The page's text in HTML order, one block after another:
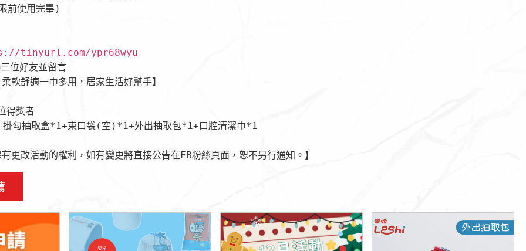
前使用完畢)
tinyurl.com/ypr68wyu
位好友並留言
軟舒適一巾多用，居家生活好幫手】
得獎者
勾抽取盒*1+束口袋(空)*1+外出抽取包*1+口腔清潔巾*1
更改活動的權利，如有變更將直接公告在FB粉絲頁面，恕不另行通知。】